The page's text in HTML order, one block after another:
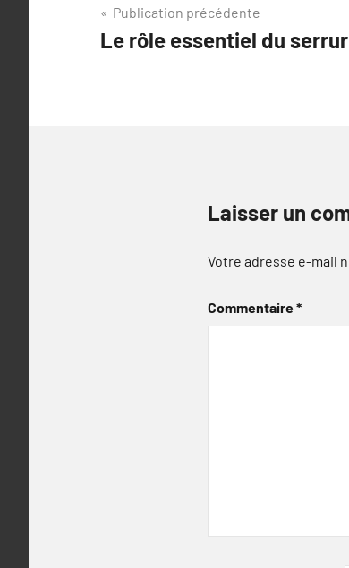
Navigation
de
Publication précédente
Le rôle essentiel du
Laisser un
Votre adresse e-mail
Commentaire*